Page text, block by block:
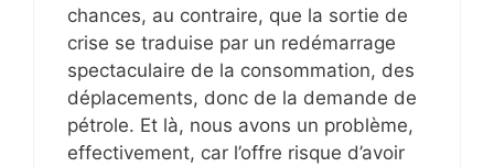
chances, au contraire, que la sortie de
crise se traduise par un redémarrage
spectaculaire de la consommation, des
déplacements, donc de la demande de
pétrole. Et là, nous avons un problème,
effectivement, car l’offre risque d’avoir